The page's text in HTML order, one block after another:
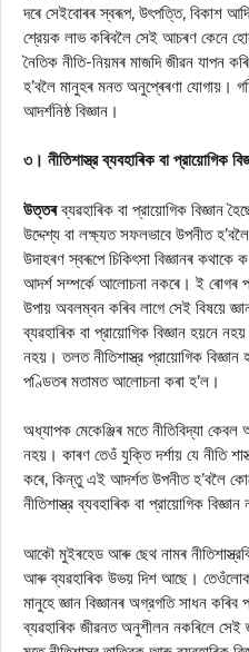
দৰে সেইবোৰৰ স্বৰূপ, উৎপত্তি, বিকাশ
শ্রেয়ক লাভ কৰিবলৈ সেই আচৰণ কেনে
নৈতিক নীতি-নিয়মৰ মাজদি জীৱন যাপন
হ’বলৈ মানুহৰ মনত অনুপ্ৰেৰণা যোগায়।
আদর্শনিষ্ঠ বিজ্ঞান।
৩। নীতিশাস্ত্র ব্যবহাৰিক বা
উত্তৰব্যৱহাৰিক বা প্রায়োগিক বিজ্ঞান
উদ্দেশ্য বা লক্ষ্যত সফলভাবে উপনীত
উদাহৰণ স্বৰূপে চিকিৎসা বিজ্ঞানৰ কথাকে
আদর্শ সম্পর্কে আলোচনা নকৰে। ই ৰোগৰ
উপায় অবলম্বন কৰিব লাগে সেই বিষয়ে
ব্যৱহাৰিক বা প্রায়োগিক বিজ্ঞান হয়নে
নহয়। তলত নীতিশাস্ত্র প্রায়োগিক
পণ্ডিতৰ মতামত আলোচনা কৰা হ’ল।
অধ্যাপক মেকেঞ্জিৰ মতে নীতিবিদ্যা কেবল
নহয়। কাৰণ তেওঁ যুক্তি দর্শায় যে নীতি
কৰে, কিন্তু এই আদর্শত উপনীত হ’বলৈ
নীতিশাস্ত্র ব্যবহাৰিক বা প্রায়োগিক
আকৌ মুইৰহেড আৰু ছেথ নামৰ
আৰু ব্যৱহাৰিক উভয় দিশ আছে।
মানুহে জ্ঞান বিজ্ঞানৰ অগ্রগতি সাধন কৰিব
ব্যৱহাৰিক জীৱনত অনুশীলন নকৰিলে সেই